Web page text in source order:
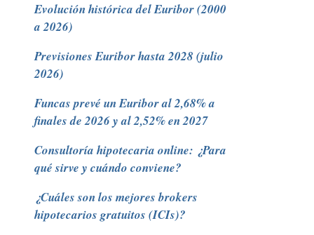
Evolución histórica del Euribor (2000
a 2026)
Previsiones Euribor hasta 2028 (julio
2026)
Funcas prevé un Euribor al 2,68% a
finales de 2026 y al 2,52% en 2027
Consultoría hipotecaria online: ¿Para
qué sirve y cuándo conviene?
¿Cuáles son los mejores brokers
hipotecarios gratuitos (ICIs)?